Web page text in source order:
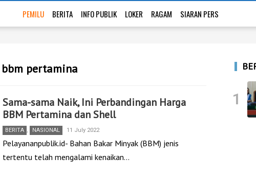
PEMILU BERITA INFO PUBLIK LOKER RAGAM SIARAN PERS
pertamina
Sama-sama Naik, Ini Perbandingan Harga
BBM Pertamina dan Shell
BERITA , NASIONAL 11 July 2022
Pelayananpublik.id- Bahan Bakar Minyak (BBM) jenis
tertentu telah mengalami kenaikan…
1